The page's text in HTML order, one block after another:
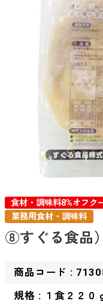
食材・調味料8%オフク
業務用食材・調味料
⑧すぐる食品
商品コード :
規格 :